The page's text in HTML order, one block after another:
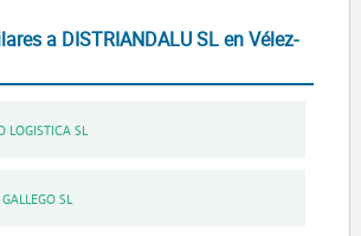
a DISTRIANDALU SL en Vélez-
LOGISTICA SL
SL